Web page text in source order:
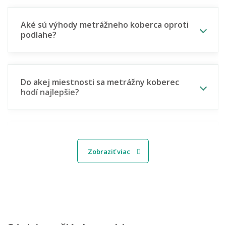
Aké sú výhody metrážneho koberca oproti
podlahe?
Do akej miestnosti sa metrážny koberec
hodí najlepšie?
Hodí se metrážny koberec aj do kancelárie
Zobraziť viac